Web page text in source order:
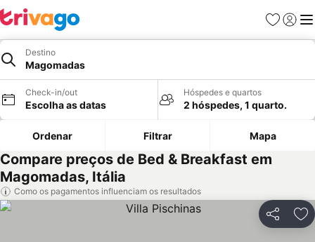
Favoritos
Iniciar
Destino
Magomadas
Check-in/out
Escolha as datas
Hóspedes e quartos
2 hóspedes, 1 quarto.
Ordenar Filtrar Mapa
Compare preços de Bed & Breakfast em
Magomadas, Itália
Como os pagamentos influenciam os resultados
Partilhar